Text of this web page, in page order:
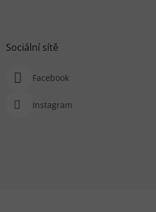
Sociální sítě
Facebook
Instagram